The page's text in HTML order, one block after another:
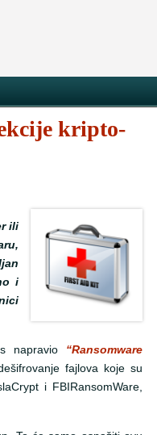
kripto-
ili
i
napravio “Ransomware
fajlova koje su
i FBIRansomWare,